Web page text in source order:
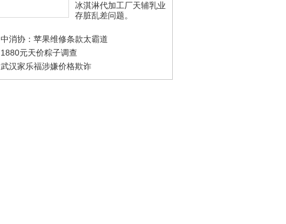
冰淇淋代加工厂天辅乳业
存脏乱差问题。
中消协：苹果维修条款太霸道
1880元天价粽子调查
武汉家乐福涉嫌价格欺诈